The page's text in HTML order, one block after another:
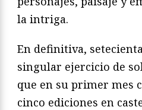
la intriga.
En definitiva,
singular ejercicio de
que en su primer mes
cinco ediciones en